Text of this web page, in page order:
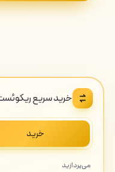
خرید سریع
خرید
می‌پردازید